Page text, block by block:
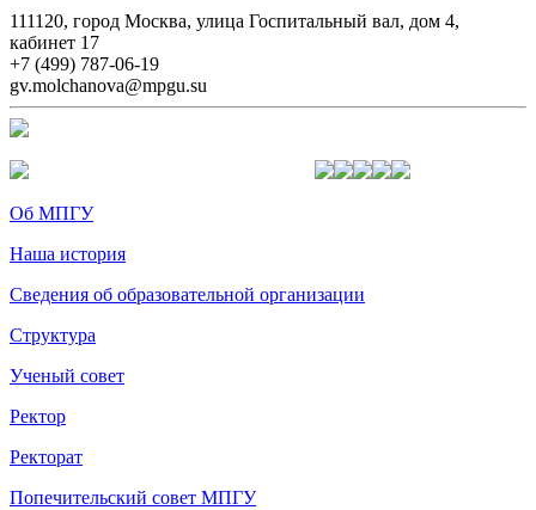
111120, город Москва, улица Госпитальный вал, дом 4,
кабинет 17
+7 (499) 787-06-19
gv.molchanova@mpgu.su
Об МПГУ
Наша история
Сведения об образовательной организации
Структура
Ученый совет
Ректор
Ректорат
Попечительский совет МПГУ